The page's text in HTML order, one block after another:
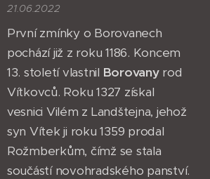
21.06.2022
První zmínky o Borovanech
pochází již z roku 1186. Koncem
13. století vlastnil Borovanyrod
Vítkovců. Roku 1327 získal
vesnici Vilém z Landštejna, jehož
syn Vítek ji roku 1359 prodal
Rožmberkům, čímž se stala
součástí novohradského panství.